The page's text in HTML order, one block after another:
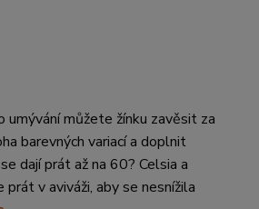
můžete žínku zavěsit za
barevných variací a doplnit
dají prát až na 60? Celsia a
prát v aviváži, aby se nesnížila